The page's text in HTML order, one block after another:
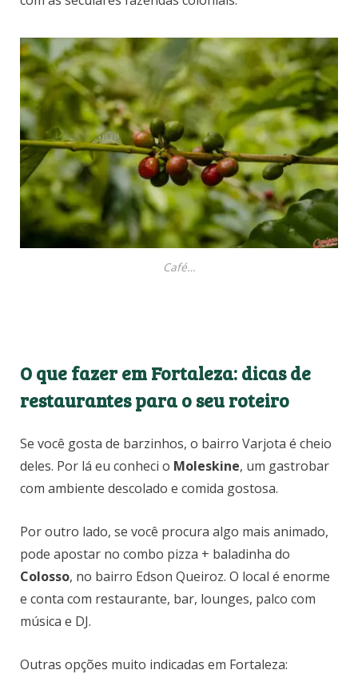
Café…
O que fazer em Fortaleza: dicas de
restaurantes para o seu roteiro
Se você gosta de barzinhos, o bairro Varjota é cheio
deles. Por lá eu conheci o Moleskine, um gastrobar
com ambiente descolado e comida gostosa.
Por outro lado, se você procura algo mais animado,
pode apostar no combo pizza + baladinha do
Colosso, no bairro Edson Queiroz. O local é enorme
e conta com restaurante, bar, lounges, palco com
música e DJ.
Outras opções muito indicadas em Fortaleza: